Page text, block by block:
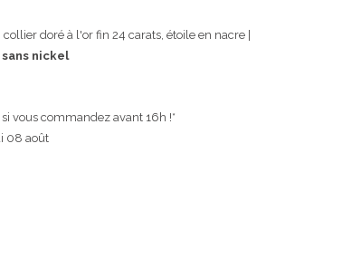
doré à l'or fin 24 carats, étoile en nacre |
nickel
vous commandez avant 16h !*
08 août